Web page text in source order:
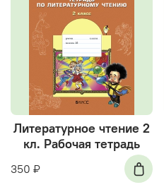
Литературное чтение 2
кл. Рабочая тетрадь
350 ₽